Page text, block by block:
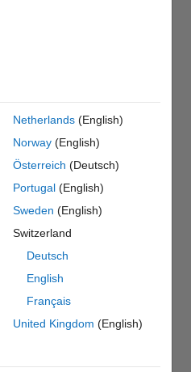
Netherlands(English)
Norway(English)
Österreich (Deutsch)
Portugal(English)
Sweden (English)
Switzerland
Deutsch
English
Français
United Kingdom (English)